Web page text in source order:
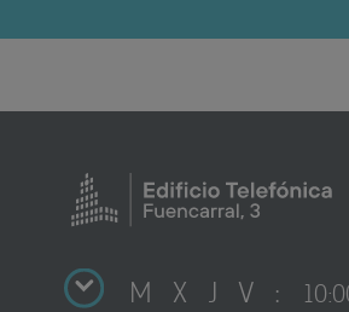
M X J V :